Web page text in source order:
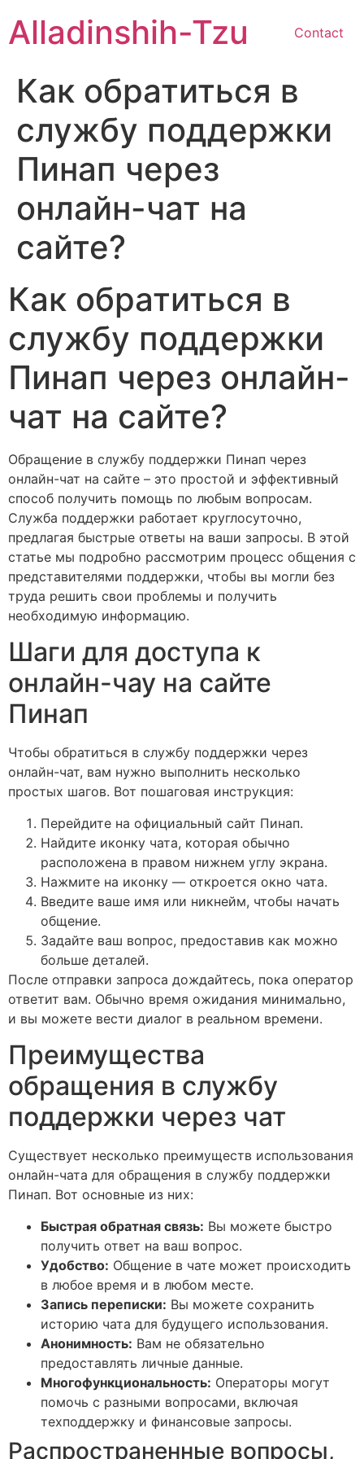
content
Alladinshih-Tzu Contact
Как обратиться в
службу поддержки
Пинап через
онлайн-чат на
сайте?
Как обратиться в
службу поддержки
Пинап через онлайн-
чат на сайте?
Обращение в службу поддержки Пинап через
онлайн-чат на сайте – это простой и эффективный
способ получить помощь по любым вопросам.
Служба поддержки работает круглосуточно,
предлагая быстрые ответы на ваши запросы. В этой
статье мы подробно рассмотрим процесс общения с
представителями поддержки, чтобы вы могли без
труда решить свои проблемы и получить
необходимую информацию.
Шаги для доступа к
онлайн-чау на сайте
Пинап
Чтобы обратиться в службу поддержки через
онлайн-чат, вам нужно выполнить несколько
простых шагов. Вот пошаговая инструкция:
Перейдите на официальный сайт Пинап.
Найдите иконку чата, которая обычно
расположена в правом нижнем углу экрана.
Нажмите на иконку — откроется окно чата.
Введите ваше имя или никнейм, чтобы начать
общение.
Задайте ваш вопрос, предоставив как можно
больше деталей.
После отправки запроса дождайтесь, пока оператор
ответит вам. Обычно время ожидания минимально,
и вы можете вести диалог в реальном времени.
Преимущества
обращения в службу
поддержки через чат
Существует несколько преимуществ использования
онлайн-чата для обращения в службу поддержки
Пинап. Вот основные из них:
Быстрая обратная связь: Вы можете быстро
получить ответ на ваш вопрос.
Удобство: Общение в чате может происходить
в любое время и в любом месте.
Запись переписки: Вы можете сохранить
историю чата для будущего использования.
Анонимность: Вам не обязательно
предоставлять личные данные.
Многофункциональность: Операторы могут
помочь с разными вопросами, включая
техподдержку и финансовые запросы.
Распространенные вопросы,